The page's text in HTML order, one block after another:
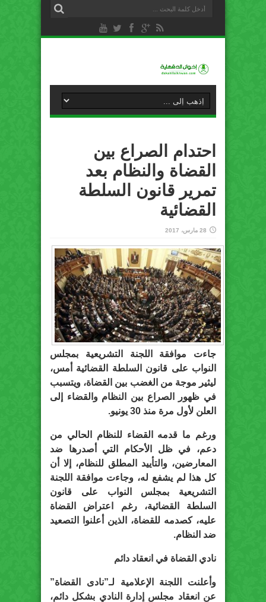
احتدام الصراع بين
القضاة والنظام بعد
تمرير قانون السلطة
القضائية
28 مارس، 2017
جاءت موافقة اللجنة التشريعية بمجلس
النواب على قانون السلطة القضائية أمس،
ليثير موجة من الغضب بين القضاة، ويتسبب
في ظهور الصراع بين النظام والقضاء إلى
العلن لأول مرة منذ 30 يونيو.
ورغم ما قدمه القضاء للنظام الحالي من
دعم، في ظل الأحكام التي أصدرها ضد
المعارضين، والتأييد المطلق للنظام، إلا أن
كل هذا لم يشفع له، وجاءت موافقة اللجنة
التشريعية بمجلس النواب على قانون
السلطة القضائية، رغم اعتراض القضاة
عليه، كصدمه للقضاة، الذين أعلنوا التصعيد
ضد النظام.
نادي القضاة في انعقاد دائم
وأعلنت اللجنة الإعلامية لـ”نادى القضاة”
عن انعقاد مجلس إدارة النادي بشكل دائم،